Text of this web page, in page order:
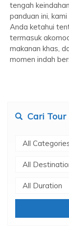
tengah
panduan ini,
Anda ketahui
termasuk
makanan khas,
momen indah
Cari Tour